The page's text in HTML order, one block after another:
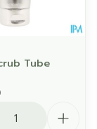
Tube